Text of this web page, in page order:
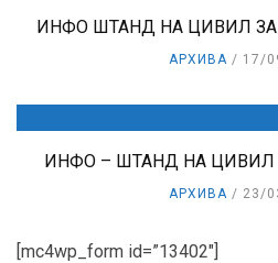
ИНФО ШТАНД НА ЦИВИЛ
АРХИВА 17/
ИНФО – ШТАНД НА ЦИВИЛ
АРХИВА 23/
[mc4wp_form id=”13402″]